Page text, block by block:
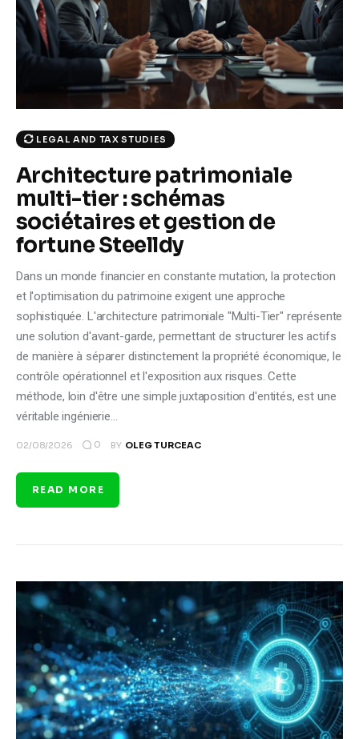
Climate
Markets
Tech
Reports
Shop
LEGAL AND TAX STUDIES
Architecture patrimoniale
multi-tier : schémas
sociétaires et gestion de
fortune Steelldy
Dans un monde financier en constante mutation, la protection
et l'optimisation du patrimoine exigent une approche
sophistiquée. L'architecture patrimoniale "Multi-Tier" représente
une solution d'avant-garde, permettant de structurer les actifs
de manière à séparer distinctement la propriété économique, le
contrôle opérationnel et l'exposition aux risques. Cette
méthode, loin d'être une simple juxtaposition d'entités, est une
véritable ingénierie…
02/08/2026 0 BY OLEG TURCEAC
READ MORE